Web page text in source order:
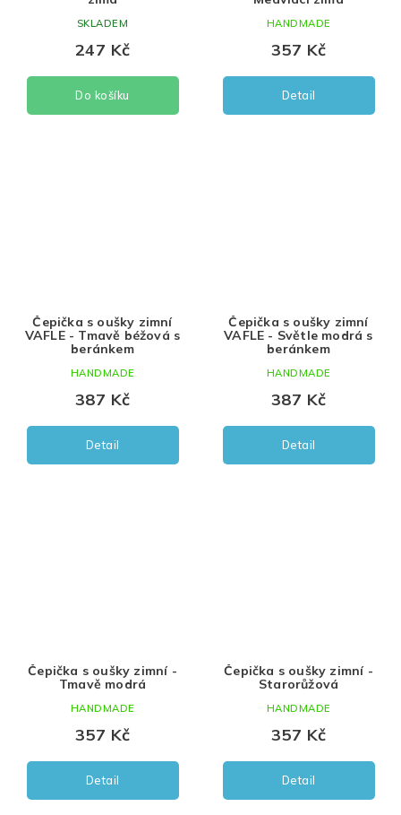
247 Kč
Do košíku
SKLADEM
357 Kč
Detail
HANDMADE
Čepička s oušky zimní
VAFLE - Tmavě béžová s
beránkem
387 Kč
Detail
HANDMADE
Čepička s oušky zimní
VAFLE - Světle modrá s
beránkem
387 Kč
Detail
HANDMADE
Čepička s oušky zimní -
Tmavě modrá
357 Kč
Detail
HANDMADE
Čepička s oušky zimní -
Starorůžová
357 Kč
Detail
HANDMADE